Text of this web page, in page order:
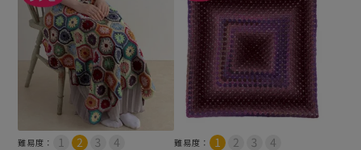
難易度： 難易度：